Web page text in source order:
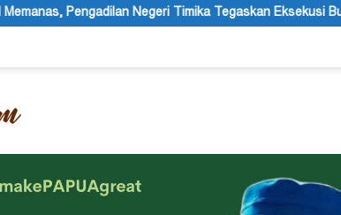
Tegaskan Eksekusi Bukan Pemeriksaan Ulang